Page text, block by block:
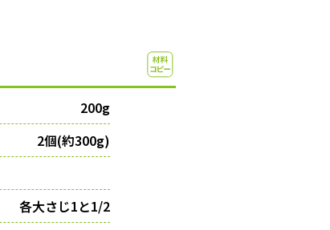
200g
2個(約300g)
各大さじ1と1/2